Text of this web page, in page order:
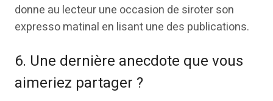
donne au lecteur une occasion de siroter son
expresso matinal en lisant une des publications.
6. Une dernière anecdote que vous
aimeriez partager ?